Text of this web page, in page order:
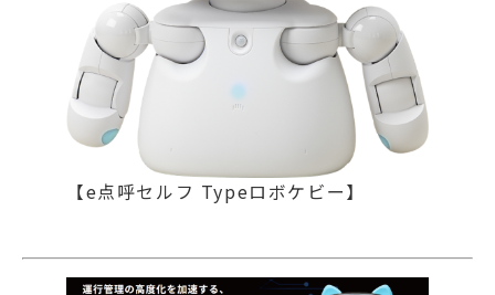
【e点呼セルフ Typeロボケビー】